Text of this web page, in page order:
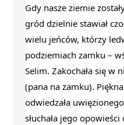
Gdy nasze ziemie
gród dzielnie stawiał
wielu jeńców, którzy
podziemiach zamku –
Selim. Zakochała się w
(pana na zamku).
odwiedzała
słuchała jego